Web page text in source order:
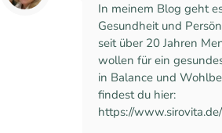
In meinem Blog geht
Gesundheit und
seit über 20 Jahren
wollen für ein
in Balance und
findest du hier:
https://